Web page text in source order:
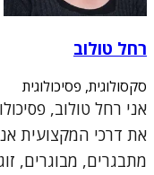
רחל טולוב
סקסולוגית, פסיכולוגית
אני רחל טולוב,
את דרכי המקצועית
מתבגרים, מבוגרים,